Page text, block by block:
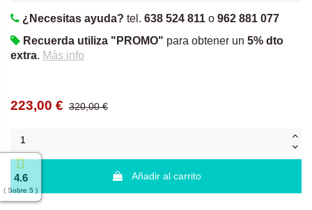
4.6
( Sobre 5 )
¿Necesitas ayuda? tel. 638 524 811 o 962 881 077
Recuerda utiliza "PROMO" para obtener un 5% dto
extra. Más info
223,00 € 320,00 €
Añadir al carrito